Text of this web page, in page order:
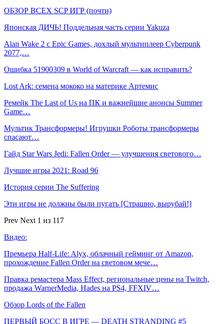
ОБЗОР ВСЕХ SCP ИГР (почти)
Японская ДИЧЬ! Поддельная часть серии Yakuza
Alan Wake 2 с Epic Games, дохлый мультиплеер Cyberpunk
2077,…
Ошибка 51900309 в World of Warcraft — как исправить?
Lost Ark: cемена мококо на материке Артемис
Ремейк The Last of Us на ПК и важнейшие анонсы Summer
Game…
Мультик Трансформеры! Игрушки Роботы трансформеры
спасают…
Гайд Star Wars Jedi: Fallen Order — улучшения светового…
Лучшие игры 2021: Road 96
История серии The Suffering
Эти игры не должны были пугать [Страшно, вырубай!]
Prev Next 1 из 117
Видео:
Премьера Half-Life: Alyx, облачный гейминг от Amazon,
прохождение Fallen Order на световом мече…
Правка ремастера Mass Effect, региональные цены на Twitch,
продажа WarnerMedia, Hades на PS4, FFXIV…
Обзор Lords of the Fallen
ПЕРВЫЙ БОСС В ИГРЕ — DEATH STRANDING #5